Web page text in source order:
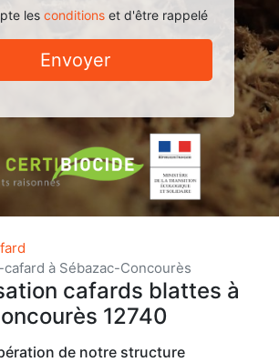
les conditionset d'être rappelé
Envoyer
à Sébazac-Concourès
cafards blattes à
12740
de notre structure